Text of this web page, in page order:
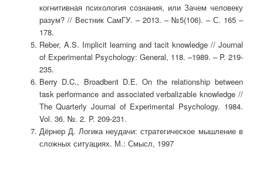
когнитивная психология сознания, или Зачем человеку
разум? // Вестник СамГУ. – 2013. – №5(106). – С. 165 –
178.
Reber, A.S. Implicit learning and tacit knowledge // Journal
of Experimental Psychology: General, 118. –1989. – P. 219-
235.
Berry D.C., Broadbent D.E. On the relationship between
task performance and associated verbalizable knowledge //
The Quarterly Journal of Experimental Psychology. 1984.
Vol. 36. №. 2. P. 209-231.
Дёрнер Д. Логика неудачи: стратегическое мышление в
сложных ситуациях. М.: Смысл, 1997